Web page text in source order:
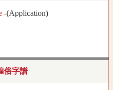
-(Application)
俗字譜